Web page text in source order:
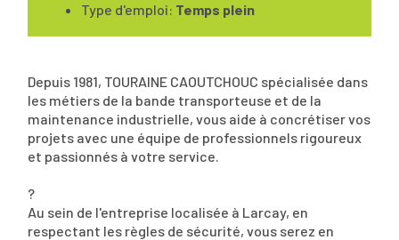
Type d'emploi: Temps plein
Depuis 1981, TOURAINE CAOUTCHOUC spécialisée dans
les métiers de la bande transporteuse et de la
maintenance industrielle, vous aide à concrétiser vos
projets avec une équipe de professionnels rigoureux
et passionnés à votre service.
?
Au sein de l'entreprise localisée à Larcay, en
respectant les règles de sécurité, vous serez en